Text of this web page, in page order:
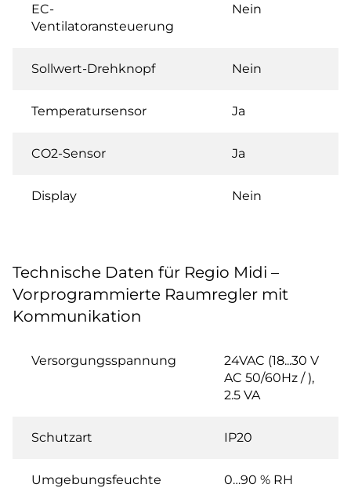
EC-
Ventilatoransteuerung
Nein
Sollwert-Drehknopf Nein
Temperatursensor Ja
CO2-Sensor Ja
Display Nein
Technische Daten für Regio Midi –
Vorprogrammierte Raumregler mit
Kommunikation
Versorgungsspannung
24VAC (18...30 V
AC 50/60Hz / ),
2.5 VA
Schutzart IP20
Umgebungsfeuchte
0…90 % RH